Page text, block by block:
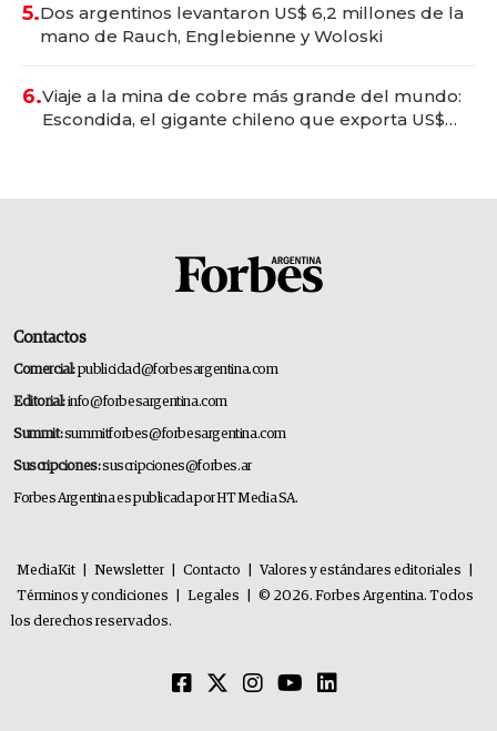
5.Dos argentinos levantaron US$ 6,2 millones de la
mano de Rauch, Englebienne y Woloski
6.Viaje a la mina de cobre más grande del mundo:
Escondida, el gigante chileno que exporta US$
Contactos
Comercial:publicidad@forbesargentina.com
Editorial:info@forbesargentina.com
Summit:summitforbes@forbesargentina.com
Suscripciones:suscripciones@forbes.ar
Forbes Argentina es publicada por HT Media SA.
MediaKit Newsletter Contacto Valores y estándares editoriales
Términos y condiciones
Legales
© 2026. Forbes Argentina. Todos
los derechos reservados.